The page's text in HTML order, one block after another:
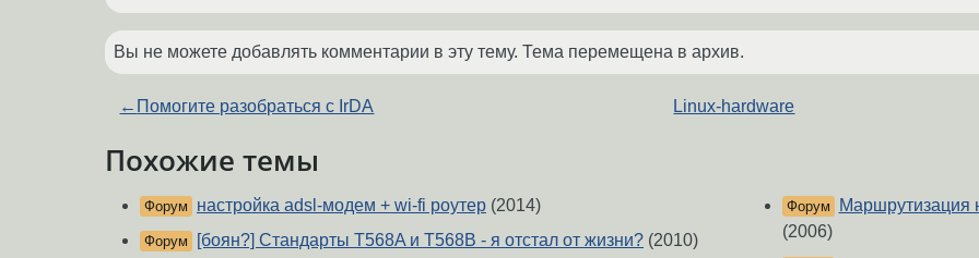
Вы не можете добавлять комментарии в эту тему. Тема перемещена в архив.
← Помогите разобраться с IrDA Linux-hardware
Похожие темы
Форум настройка adsl-модем + wi-fi роутер (2014)
Форум [боян?] Стандарты T568A и T568B - я отстал от жизни? (2010)
Форум
Маршрутизация
(2006)